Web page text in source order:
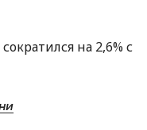
на 2,6% с